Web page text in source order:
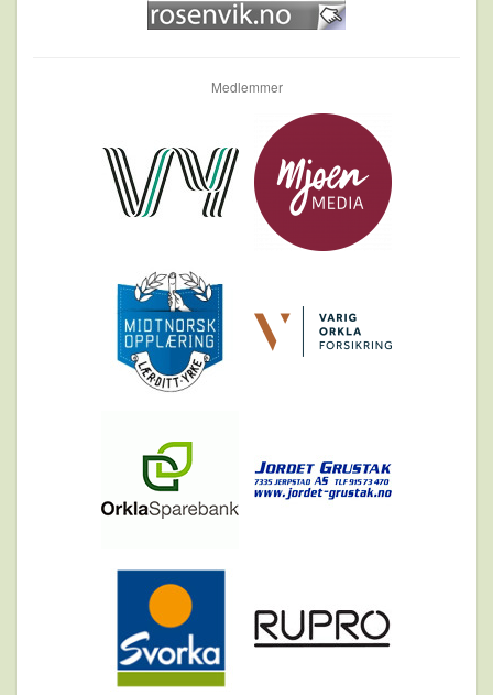
Medlemmer